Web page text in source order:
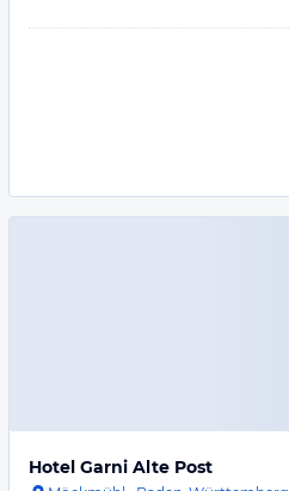
Hotel Garni Alte Post